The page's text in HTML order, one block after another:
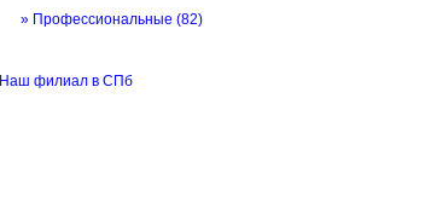
» Профессиональные (82)
Наш филиал в СПб